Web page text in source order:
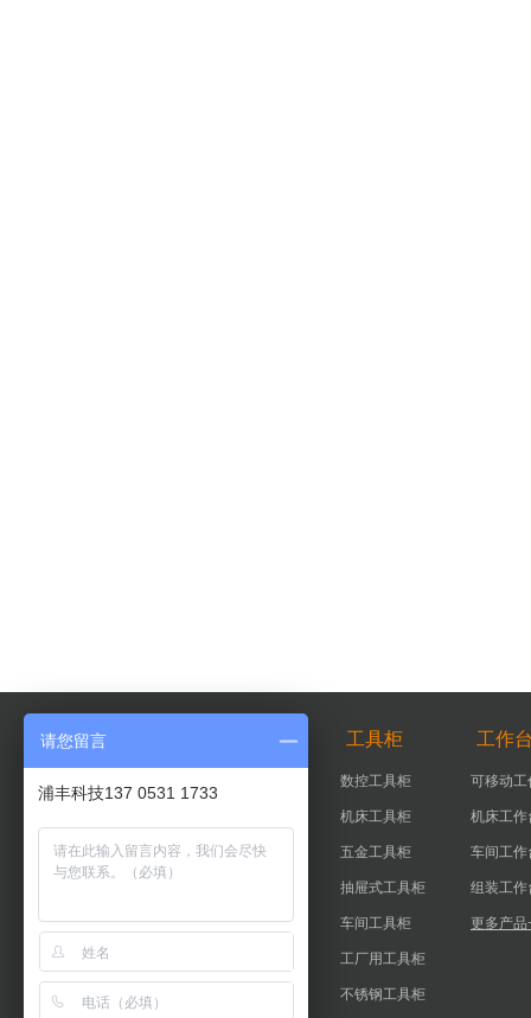
工具柜 工作
实验室智能柜
更多产品+
数控工具柜
机床工具柜
五金工具柜
抽屉式工具柜
车间工具柜
工厂用工具柜
不锈钢工具柜
可移动工
机床工作
车间工作
组装工作
更多产品
请您留言
浦丰科技137 0531 1733